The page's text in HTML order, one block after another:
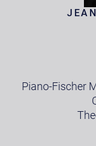
Piano-Fischer